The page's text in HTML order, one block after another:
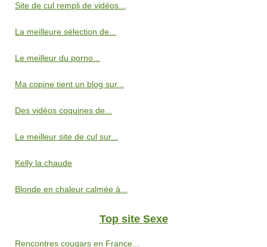
Site de cul rempli de vidéos...
La meilleure sélection de...
Le meilleur du porno...
Ma copine tient un blog sur...
Des vidéos coquines de...
Le meilleur site de cul sur...
Kelly la chaude
Blonde en chaleur calmée à...
Top site Sexe
Rencontres cougars en France...